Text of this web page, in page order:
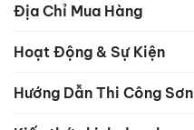
Địa Chỉ Mua Hàng
Hoạt Động & Sự Kiện
Hướng Dẫn Thi Công Sơn